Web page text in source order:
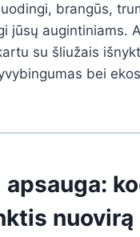
brangūs,
jūsų augintiniams.
su šliužais
bei
nuovirą